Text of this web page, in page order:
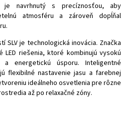
je navrhnutý s precíznosťou, aby
atmosféru a zároveň dopĺňal
SLV je technologická inovácia. Značka
LED riešenia, ktoré kombinujú vysokú
energetickú úsporu. Inteligentné
flexibilné nastavenie jasu a farebnej
ideálneho osvetlenia pre rôzne
až po relaxačné zóny.